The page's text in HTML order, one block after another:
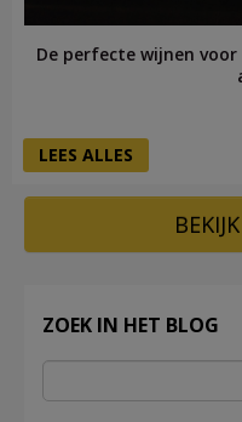
De perfecte wijnen
LEES ALLES
ZOEK IN HET BLOG